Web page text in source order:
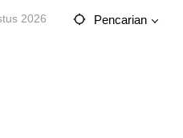
2026 Pencarian